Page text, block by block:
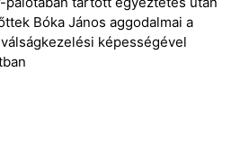
Bóka János aggodalmai a
képességével